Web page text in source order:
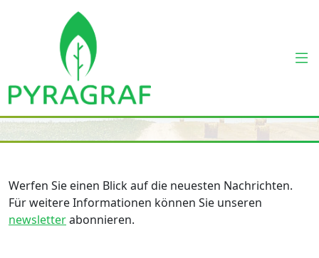
Werfen Sie einen Blick auf die neuesten Nachrichten.
Für weitere Informationen können Sie unseren
newsletterabonnieren.